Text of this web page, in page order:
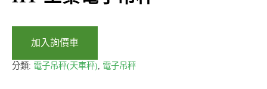
加入詢價車
分類: 電子吊秤(天車秤), 電子吊秤